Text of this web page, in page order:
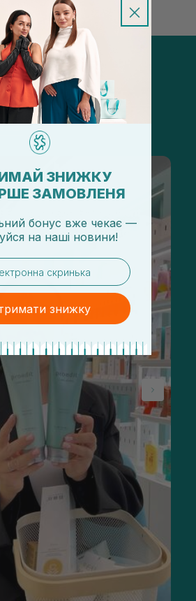
в Instagram
ЗНИЖКУ
ЗАМОВЛЕНЯ
бонус вже чекає —
на наші новини!
знижку